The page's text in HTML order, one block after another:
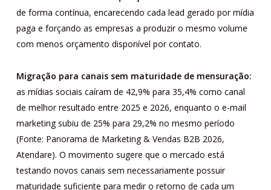
de forma contínua, encarecendo cada lead gerado por mídia
paga e forçando as empresas a produzir o mesmo volume
com menos orçamento disponível por contato.
Migração para canais sem maturidade de mensuração:
as mídias sociais caíram de 42,9% para 35,4% como canal
de melhor resultado entre 2025 e 2026, enquanto o e-mail
marketing subiu de 25% para 29,2% no mesmo período
(Fonte: Panorama de Marketing & Vendas B2B 2026,
Atendare). O movimento sugere que o mercado está
testando novos canais sem necessariamente possuir
maturidade suficiente para medir o retorno de cada um